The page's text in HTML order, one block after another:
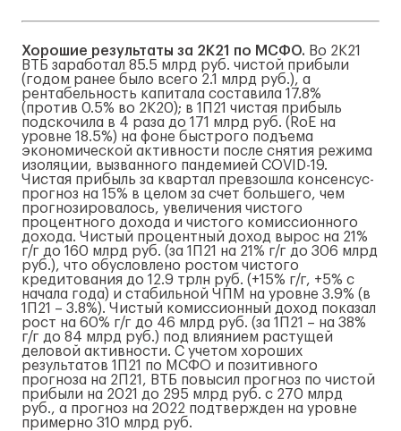
Хорошие результаты за 2К21 по МСФО. Во 2К21
ВТБ заработал 85.5 млрд руб. чистой прибыли
(годом ранее было всего 2.1 млрд руб.), а
рентабельность капитала составила 17.8%
(против 0.5% во 2К20); в 1П21 чистая прибыль
подскочила в 4 раза до 171 млрд руб. (RoE на
уровне 18.5%) на фоне быстрого подъема
экономической активности после снятия режима
изоляции, вызванного пандемией COVID-19.
Чистая прибыль за квартал превзошла консенсус-
прогноз на 15% в целом за счет большего, чем
прогнозировалось, увеличения чистого
процентного дохода и чистого комиссионного
дохода. Чистый процентный доход вырос на 21%
г/г до 160 млрд руб. (за 1П21 на 21% г/г до 306 млрд
руб.), что обусловлено ростом чистого
кредитования до 12.9 трлн руб. (+15% г/г, +5% с
начала года) и стабильной ЧПМ на уровне 3.9% (в
1П21 – 3.8%). Чистый комиссионный доход показал
рост на 60% г/г до 46 млрд руб. (за 1П21 – на 38%
г/г до 84 млрд руб.) под влиянием растущей
деловой активности. С учетом хороших
результатов 1П21 по МСФО и позитивного
прогноза на 2П21, ВТБ повысил прогноз по чистой
прибыли на 2021 до 295 млрд руб. с 270 млрд
руб., а прогноз на 2022 подтвержден на уровне
примерно 310 млрд руб.